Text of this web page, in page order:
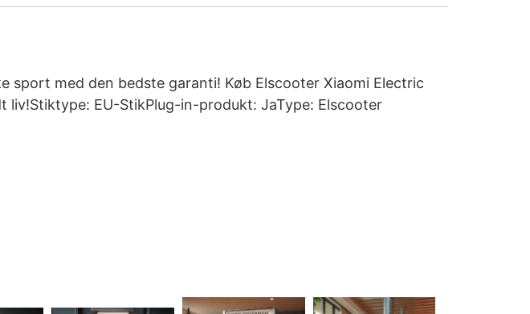
med den bedste garanti! Køb Elscooter Xiaomi Electric
EU-StikPlug-in-produkt: JaType: Elscooter